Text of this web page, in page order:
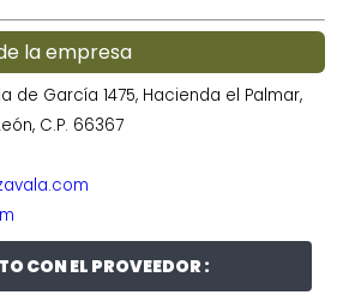
la empresa
de García 1475, Hacienda el Palmar,
C.P. 66367
CON EL PROVEEDOR :